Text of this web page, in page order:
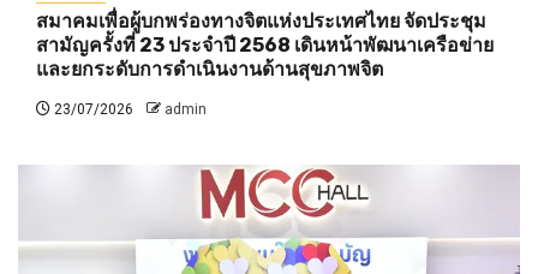
สมาคมเพื่อผู้บกพร่องทางจิตแห่งประเทศไทย จัดประชุม
สามัญครั้งที่ 23 ประจำปี 2568 เดินหน้าพัฒนาเครือข่าย
และยกระดับการดำเนินงานด้านสุขภาพจิต
23/07/2026 admin